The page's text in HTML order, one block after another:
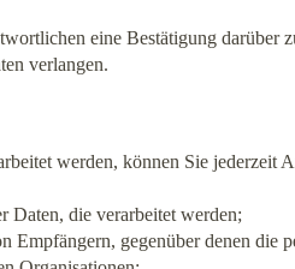
eine Bestätigung
verlangen.
werden, können Sie
Daten, die verarbeitet werden;
Empfängern, gegenüber denen die